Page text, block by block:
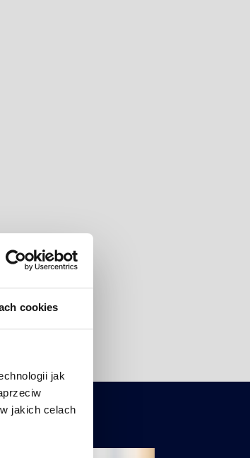
cookies
jak
jakich celach